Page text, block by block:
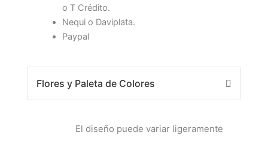
o T Crédito.
Nequi o Daviplata.
Paypal
Flores y Paleta de Colores
El diseño puede variar ligeramente